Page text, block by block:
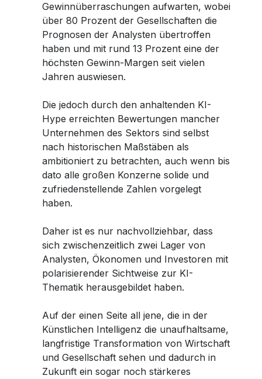
Gewinnüberraschungen aufwarten, wobei
über 80 Prozent der Gesellschaften die
Prognosen der Analysten übertroffen
haben und mit rund 13 Prozent eine der
höchsten Gewinn-Margen seit vielen
Jahren auswiesen.
Die jedoch durch den anhaltenden KI-
Hype erreichten Bewertungen mancher
Unternehmen des Sektors sind selbst
nach historischen Maßstäben als
ambitioniert zu betrachten, auch wenn bis
dato alle großen Konzerne solide und
zufriedenstellende Zahlen vorgelegt
haben.
Daher ist es nur nachvollziehbar, dass
sich zwischenzeitlich zwei Lager von
Analysten, Ökonomen und Investoren mit
polarisierender Sichtweise zur KI-
Thematik herausgebildet haben.
Auf der einen Seite all jene, die in der
Künstlichen Intelligenz die unaufhaltsame,
langfristige Transformation von Wirtschaft
und Gesellschaft sehen und dadurch in
Zukunft ein sogar noch stärkeres